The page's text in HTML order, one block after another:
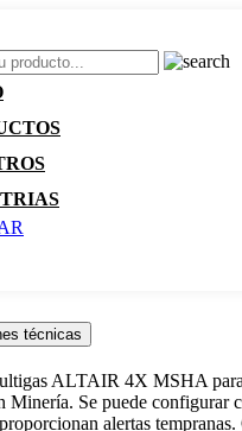
técnicas
ALTAIR 4X MSHA
Minería. Se puede configurar
alertas